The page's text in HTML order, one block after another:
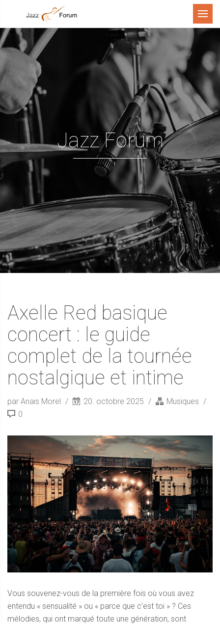
Menu
Jazz Forum
Axelle Red basique
concert : le guide
complet de la tournée
nostalgique et intime
par Anais Morel 20. octobre 2025
Musiques
0
Vous souvenez-vous de la première fois où vous avez
entendu « sensualité » ou « parce que c’est toi » ? Ces
mélodies, qui ont marqué toute une génération, sont